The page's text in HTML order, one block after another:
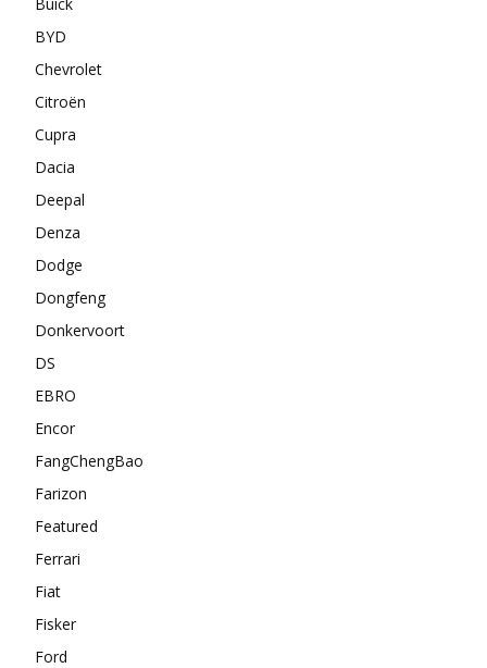
BYD
Chevrolet
Citroën
Cupra
Dacia
Deepal
Denza
Dodge
Dongfeng
Donkervoort
DS
EBRO
Encor
FangChengBao
Farizon
Featured
Ferrari
Fiat
Fisker
Ford